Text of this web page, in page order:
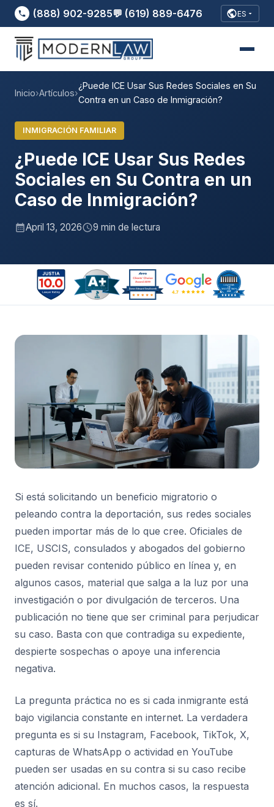
(888) 902-9285💬 (619) 889-6476 ES
Inicio›Artículos›
¿Puede ICE Usar Sus Redes Sociales en Su
Contra en un Caso de Inmigración?
INMIGRACIÓN FAMILIAR
¿Puede ICE Usar Sus Redes
Sociales en Su Contra en un
Caso de Inmigración?
April 13, 2026 9 min de lectura
Si está solicitando un beneficio migratorio o
peleando contra la deportación, sus redes sociales
pueden importar más de lo que cree. Oficiales de
ICE, USCIS, consulados y abogados del gobierno
pueden revisar contenido público en línea y, en
algunos casos, material que salga a la luz por una
investigación o por divulgación de terceros. Una
publicación no tiene que ser criminal para perjudicar
su caso. Basta con que contradiga su expediente,
despierte sospechas o apoye una inferencia
negativa.
La pregunta práctica no es si cada inmigrante está
bajo vigilancia constante en internet. La verdadera
pregunta es si su Instagram, Facebook, TikTok, X,
capturas de WhatsApp o actividad en YouTube
pueden ser usadas en su contra si su caso recibe
atención adicional. En muchos casos, la respuesta
es sí.